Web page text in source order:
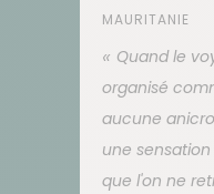
MAURITANIE
Quand le
organisé
aucune
une
que l'on ne